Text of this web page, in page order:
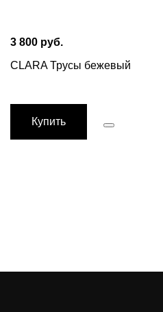
3 800 руб.
CLARA Трусы бежевый
Купить